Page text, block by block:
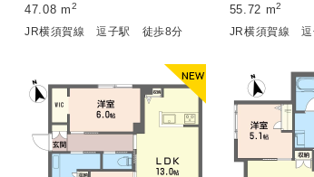
47.08 m2
JR横須賀線 逗子駅 徒歩8分
55.72 m2
JR横須賀線